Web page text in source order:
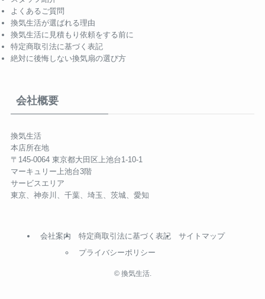
よくあるご質問
換気生活が選ばれる理由
換気生活に見積もり依頼をする前に
特定商取引法に基づく表記
絶対に後悔しない換気扇の選び方
会社概要
換気生活
本店所在地
〒145-0064 東京都大田区上池台1-10-1
マーキュリー上池台3階
サービスエリア
東京、神奈川、千葉、埼玉、茨城、愛知
会社案内
特定商取引法に基づく表記
プライバシーポリシー
サイトマップ
©換気生活.